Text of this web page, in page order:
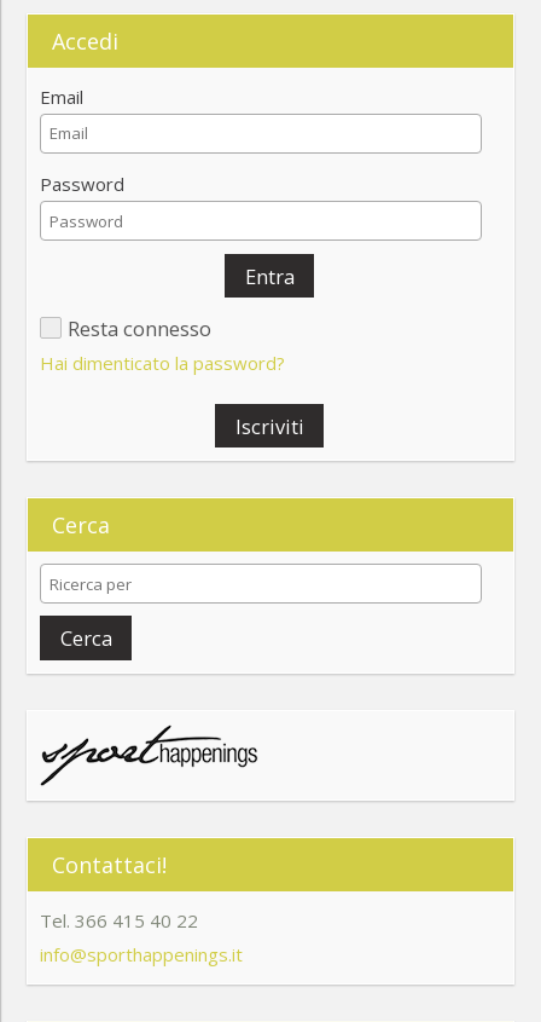
Accedi
Email
Password
Entra
Resta connesso
Hai dimenticato la password?
Iscriviti
Cerca
Cerca
Contattaci!
Tel. 366 415 40 22
info@sporthappenings.it